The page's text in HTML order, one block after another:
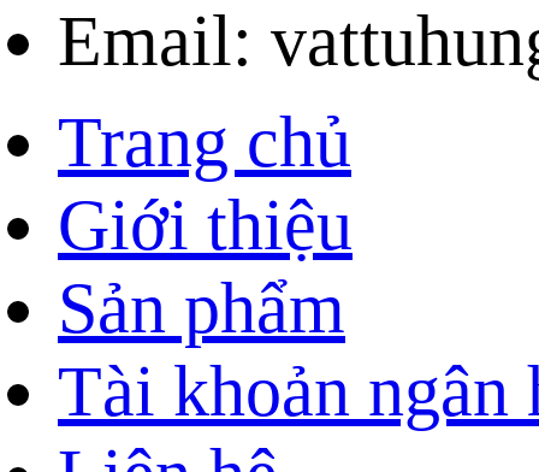
Email:
Trang chủ
Giới thiệu
Sản phẩm
Tài khoản ngân